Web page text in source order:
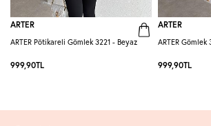
ARTER
ARTER Pötikareli Gömlek 3221 - Beyaz
999,90TL
ARTER
ARTER Gömlek
999,90TL